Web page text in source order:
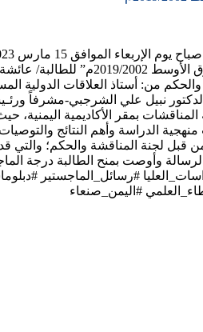
محمد علي القاسمي
من: أستاذ العلاقات الدولية
الدكتور نبيل علي الشرجبي-مشرفاً
بمقر الأكاديمية
الدراسة وأهم النتائج
لجنة المناقشة والحكم؛ والتي
وأوصت بمنح الطالبة درجة
#رسائل_الماجستير
#اليمن_صنعاء